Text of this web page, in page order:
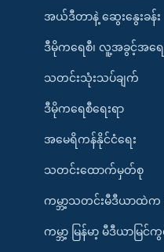
အယ်ဒီတာနဲ့ ဆွေးနွေးခန်း
ဒီမိုကရေစီ၊ လူ့အခွင့်အရေ
သတင်းသုံးသပ်ချက်
ဒီမိုကရေစီရေးရာ
အမေရိကန်နိုင်ငံရေး
သတင်းထောက်မှတ်စု
ကမ္ဘာ့သတင်းမီဒီယာထဲက
ကမ္ဘာ့ မြန်မာ့ မီဒီယာမြင်